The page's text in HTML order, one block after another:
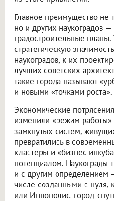
Главное преимущество не
но и других наукоградов
градостроительные планы.
стратегическую
наукоградов, к их
лучших советских
такие города называют
и новыми «точками роста».
Экономические
изменили «режим работы»
замкнутых систем,
превратились в
кластеры и «бизнес-
потенциалом. Наукограды
и с другим определением
числе созданными с нуля,
или Иннополис, город-